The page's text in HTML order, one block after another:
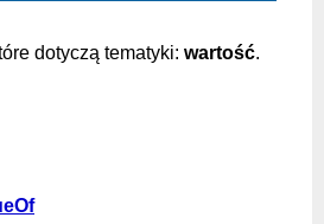
dotyczą tematyki: wartość.